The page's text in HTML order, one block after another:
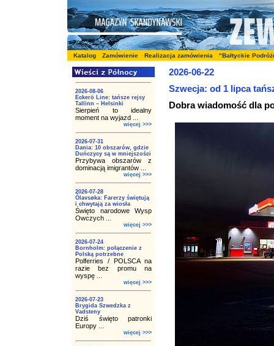
Katalog Zamówienie Realizacja zamówienia "Bałtyckie
2026-08-06
Eckerö Line: tańsze rejsy
Tallinn – Helsinki
Sierpień to idealny
moment na wyjazd ...
więcej >>>
2026-07-31
Dania: 10 obszarów, gdzie
Duńczycy są w mniejszości
Przybywa obszarów z
dominacją imigrantów ...
więcej >>>
2026-07-28
Ólavsøka: Farerzy świętują
i chwytają za wiosła
Święto narodowe Wysp
Owczych ...
więcej >>>
2026-07-24
Bornholm: połączenie z
Polską potrzebne
Polferries / POLSCA na
razie bez promu na
wyspę ...
więcej >>>
2026-07-23
Brygida Szwedzka z
Vadsteny
Dziś święto patronki
Europy ...
więcej >>>
2026-06-22
Szwecja: od 1 lipca
Dobra wiadomość dla